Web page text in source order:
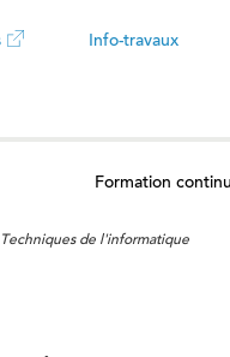
Info-travaux
Formation
Techniques de l'informatique